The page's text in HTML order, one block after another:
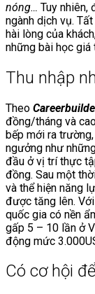
nóng… Tuy nhiên,
ngành dịch vụ.
hài lòng của
những bài học giá
Thu nhập
Theo
đồng/tháng và
bếp mới ra
ngưởng như
đầu ở vị trí thực
đồng. Sau một
và thể hiện năng
được tăng lên.
quốc gia có nền
gấp 5 – 10 lần ở
động mức
Có cơ hội